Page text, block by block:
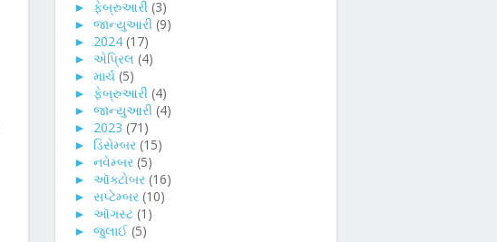
► ફેબ્રુઆરી (3)
► જાન્યુઆરી (9)
► 2024 (17)
► એપ્રિલ (4)
► માર્ચ (5)
► ફેબ્રુઆરી (4)
► જાન્યુઆરી (4)
► 2023 (71)
► ડિસેમ્બર (15)
► નવેમ્બર (5)
► ઑક્ટોબર (16)
► સપ્ટેમ્બર (10)
► ઑગસ્ટ (1)
► જુલાઈ (5)